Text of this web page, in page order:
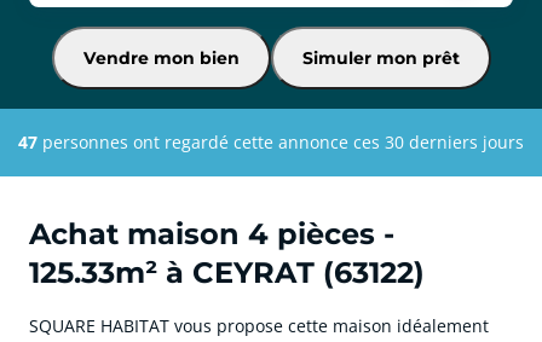
Achat maison 4 pièces -
125.33m² à CEYRAT (63122)
SQUARE HABITAT vous propose cette maison idéalement
Simuler mon prêt
Vendre mon bien
47 personnes ont regardé cette annonce ces 30 derniers jours